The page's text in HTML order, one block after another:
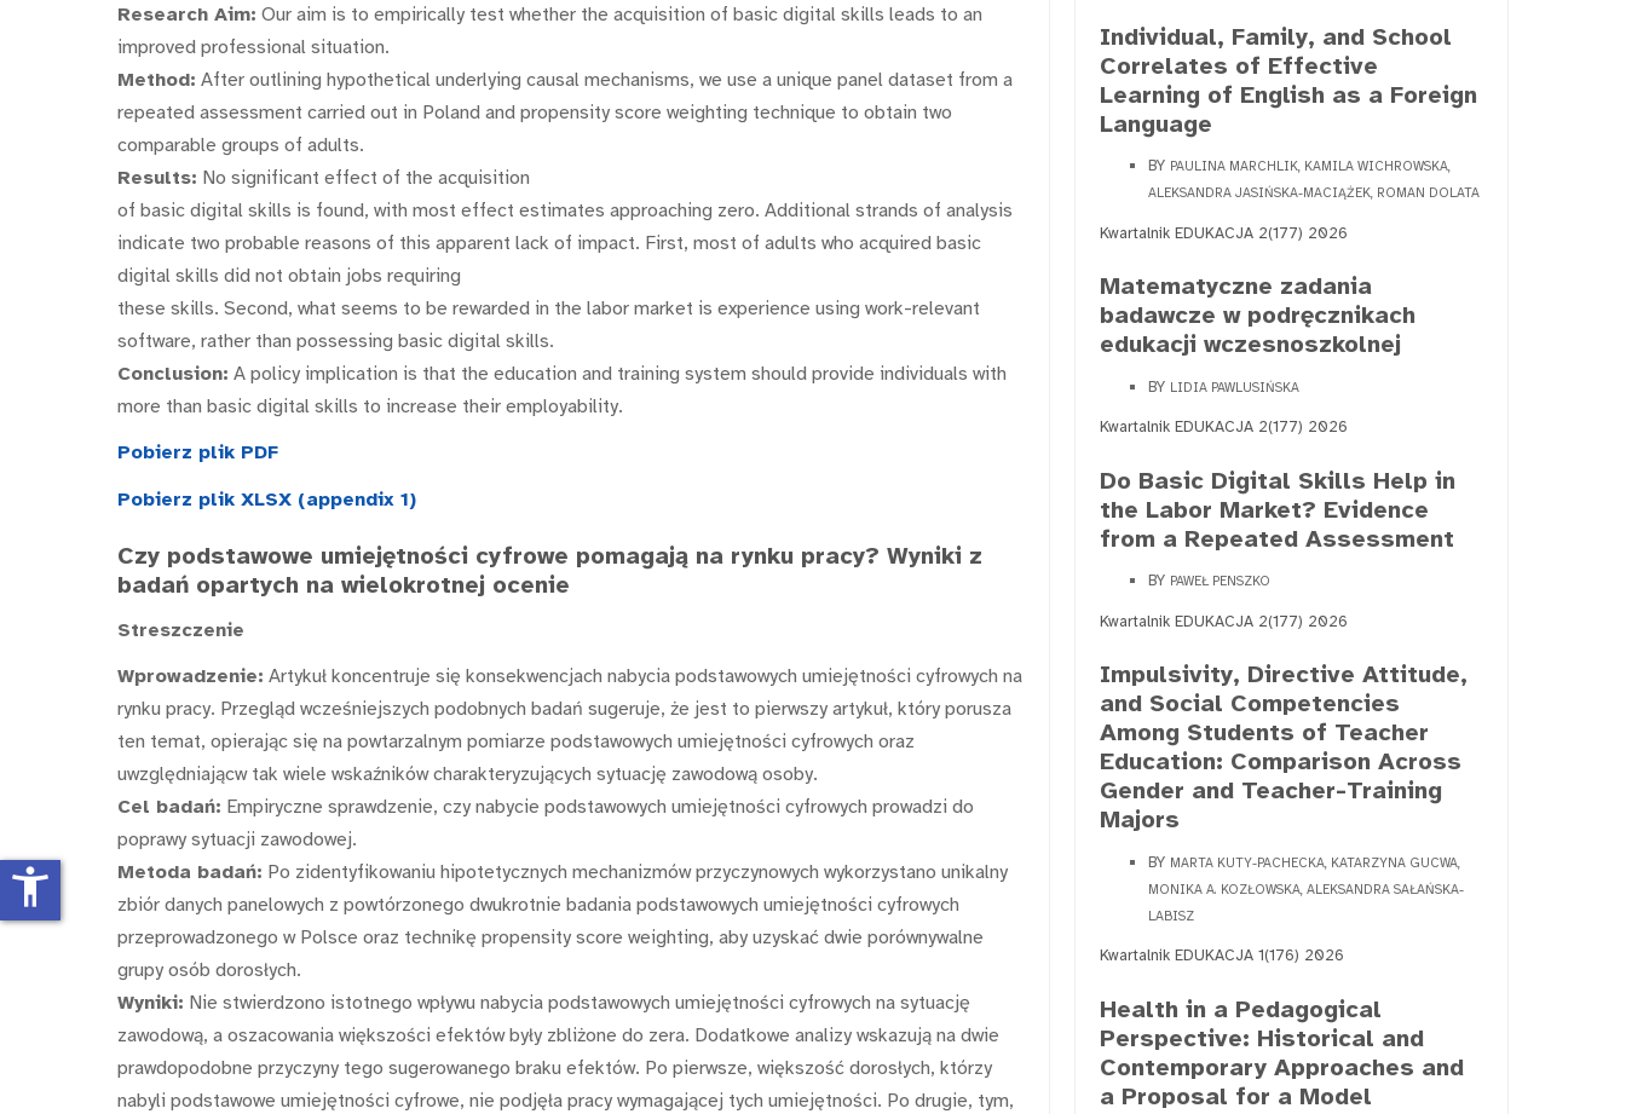
Research Aim: Our aim is to empirically test whether the acquisition of basic digital skills leads to an
improved professional situation.
Method: After outlining hypothetical underlying causal mechanisms, we use a unique panel dataset from a
repeated assessment carried out in Poland and propensity score weighting technique to obtain two
comparable groups of adults.
Results: No significant effect of the acquisition
of basic digital skills is found, with most effect estimates approaching zero. Additional strands of analysis
indicate two probable reasons of this apparent lack of impact. First, most of adults who acquired basic
digital skills did not obtain jobs requiring
these skills. Second, what seems to be rewarded in the labor market is experience using work-relevant
software, rather than possessing basic digital skills.
Conclusion: A policy implication is that the education and training system should provide individuals with
more than basic digital skills to increase their employability.
Pobierz plik PDF
Pobierz plik XLSX (appendix 1)
Czy podstawowe umiejętności cyfrowe pomagają na rynku pracy? Wyniki z
badań opartych na wielokrotnej ocenie
Streszczenie
Wprowadzenie: Artykuł koncentruje się konsekwencjach nabycia podstawowych umiejętności cyfrowych na
rynku pracy. Przegląd wcześniejszych podobnych badań sugeruje, że jest to pierwszy artykuł, który porusza
ten temat, opierając się na powtarzalnym pomiarze podstawowych umiejętności cyfrowych oraz
uwzględniającw tak wiele wskaźników charakteryzujących sytuację zawodową osoby.
Cel badań: Empiryczne sprawdzenie, czy nabycie podstawowych umiejętności cyfrowych prowadzi do
poprawy sytuacji zawodowej.
Metoda badań: Po zidentyfikowaniu hipotetycznych mechanizmów przyczynowych wykorzystano unikalny
zbiór danych panelowych z powtórzonego dwukrotnie badania podstawowych umiejętności cyfrowych
przeprowadzonego w Polsce oraz technikę propensity score weighting, aby uzyskać dwie porównywalne
grupy osób dorosłych.
Wyniki: Nie stwierdzono istotnego wpływu nabycia podstawowych umiejętności cyfrowych na sytuację
zawodową, a oszacowania większości efektów były zbliżone do zera. Dodatkowe analizy wskazują na dwie
prawdopodobne przyczyny tego sugerowanego braku efektów. Po pierwsze, większość dorosłych, którzy
nabyli podstawowe umiejętności cyfrowe, nie podjęła pracy wymagającej tych umiejętności. Po drugie, tym,
Individual, Family, and School
Correlates of Effective
Learning of English as a Foreign
Language
BY PAULINA MARCHLIK, KAMILA WICHROWSKA,
ALEKSANDRA JASIŃSKA-MACIĄŻEK, ROMAN DOLATA
Kwartalnik EDUKACJA 2(177) 2026
Matematyczne zadania
badawcze w podręcznikach
edukacji wczesnoszkolnej
BY LIDIA PAWLUSIŃSKA
Kwartalnik EDUKACJA 2(177) 2026
Do Basic Digital Skills Help in
the Labor Market? Evidence
from a Repeated Assessment
BY PAWEŁ PENSZKO
Kwartalnik EDUKACJA 2(177) 2026
Impulsivity, Directive Attitude,
and Social Competencies
Among Students of Teacher
Education: Comparison Across
Gender and Teacher-Training
Majors
BY MARTA KUTY-PACHECKA, KATARZYNA GUCWA,
MONIKA A. KOZŁOWSKA, ALEKSANDRA SAŁAŃSKA-
LABISZ
Kwartalnik EDUKACJA 1(176) 2026
Health in a Pedagogical
Perspective: Historical and
Contemporary Approaches and
a Proposal for a Model
accessibility_new